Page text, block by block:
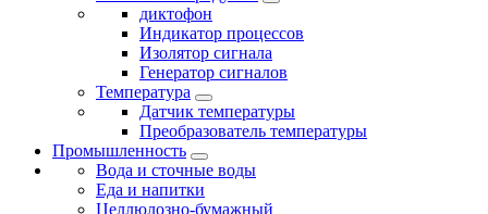
диктофон
Индикатор процессов
Изолятор сигнала
Генератор сигналов
Температура
Датчик температуры
Преобразователь температуры
Промышленность
Вода и сточные воды
Еда и напитки
Целлюлозно-бумажный